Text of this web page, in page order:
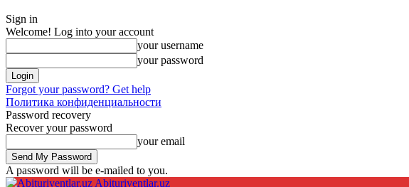
Sign in
Welcome! Log into your account
your username
your password
Forgot your password? Get help
Политика конфиденциальности
Password recovery
Recover your password
your email
A password will be e-mailed to you.
Abituriyentlar.uz